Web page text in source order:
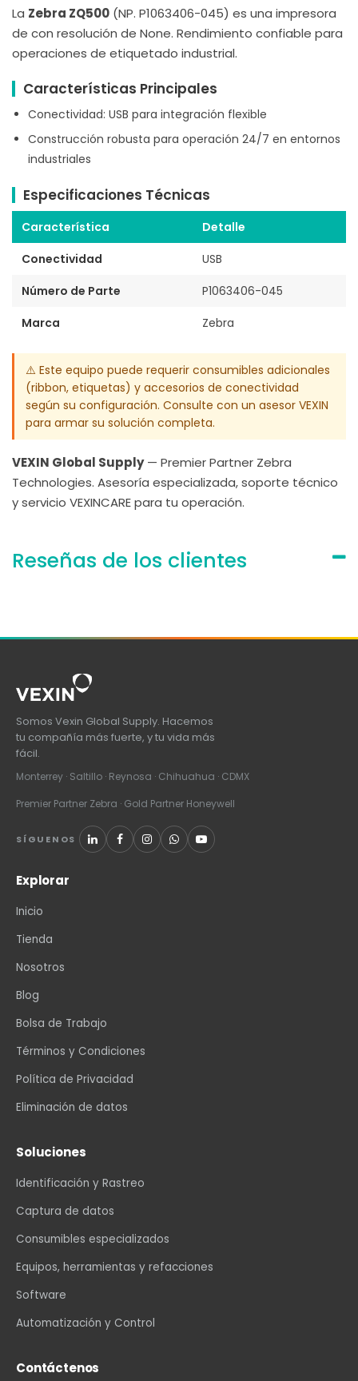
La Zebra ZQ500 (NP. P1063406-045) es una impresora
de con resolución de None. Rendimiento confiable para
operaciones de etiquetado industrial.
Características Principales
Conectividad: USB para integración flexible
Construcción robusta para operación 24/7 en entornos
industriales
Especificaciones Técnicas
Característica
Detalle
Conectividad
USB
Número de Parte
P1063406-045
Marca
Zebra
⚠️ Este equipo puede requerir consumibles adicionales
(ribbon, etiquetas) y accesorios de conectividad
según su configuración. Consulte con un asesor VEXIN
para armar su solución completa.
VEXIN Global Supply— Premier Partner Zebra
Technologies. Asesoría especializada, soporte técnico
y servicio VEXINCARE para tu operación.
Reseñas de los clientes
Somos Vexin Global Supply. Hacemos
tu compañía más fuerte, y tu vida más
fácil.
Monterrey · Saltillo · Reynosa · Chihuahua · CDMX
Premier Partner Zebra · Gold Partner Honeywell
SÍGUENOS
Explorar
Inicio
Tienda
Nosotros
Blog
Bolsa de Trabajo
Términos y Condiciones
Política de Privacidad
Eliminación de datos
Soluciones
Identificación y Rastreo
Captura de datos
Consumibles especializados
Equipos, herramientas y refacciones
Software
Automatización y Control
Contáctenos